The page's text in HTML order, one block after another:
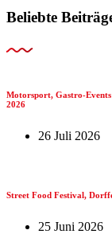
Beliebte
Motorsport, Gastro-
2026
26 Juli 2026
Street Food Festival,
25 Juni 2026